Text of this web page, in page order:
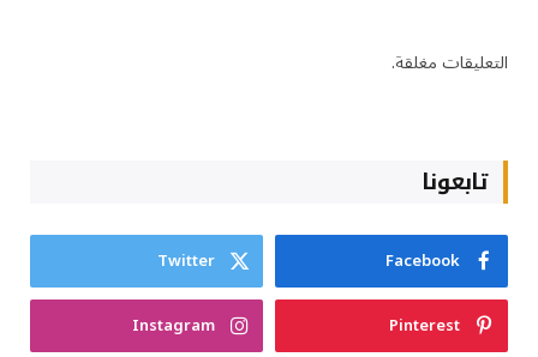
التعليقات مغلقة.
تابعونا
Facebook
Twitter
Pinterest
Instagram